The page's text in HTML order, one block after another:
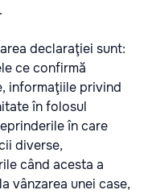
declaraţiei sunt:
ce confirmă
informaţiile privind
în folosul
în care
diverse,
când acesta a
vânzarea unei case,